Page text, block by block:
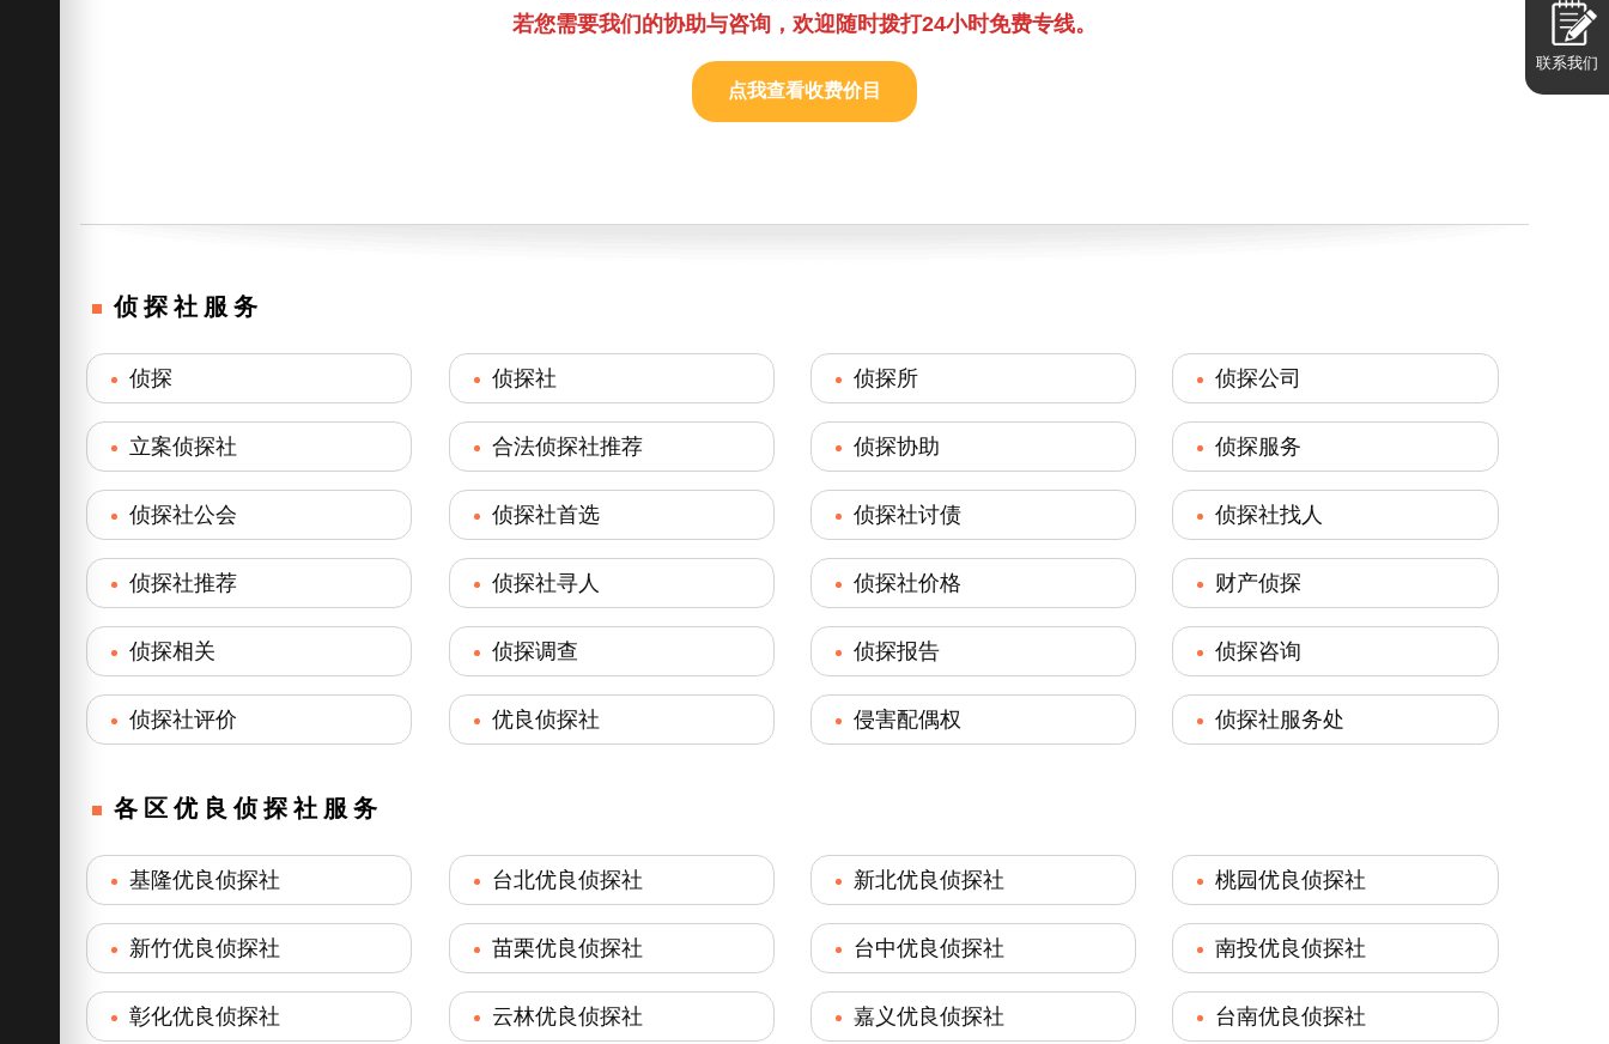
若您需要我们的协助与咨询，欢迎随时拨打24小时免费专线。
点我查看收费价目
侦探社服务
侦探 侦探社 侦探所 侦探公司
立案侦探社 合法侦探社推荐 侦探协助 侦探服务
侦探社公会 侦探社首选 侦探社讨债 侦探社找人
侦探社推荐 侦探社寻人 侦探社价格 财产侦探
侦探相关 侦探调查 侦探报告 侦探咨询
侦探社评价 优良侦探社 侵害配偶权 侦探社服务处
各区优良侦探社服务
基隆优良侦探社 台北优良侦探社 新北优良侦探社 桃园优良侦探社
新竹优良侦探社 苗栗优良侦探社 台中优良侦探社 南投优良侦探社
彰化优良侦探社 云林优良侦探社 嘉义优良侦探社 台南优良侦探社
联系我们